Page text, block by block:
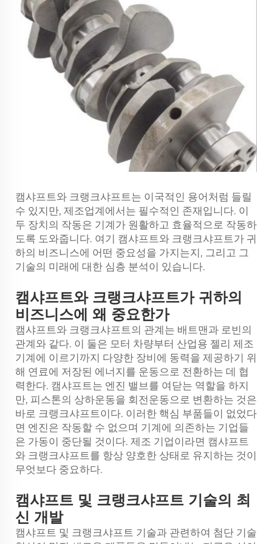
캠샤프트와 크랭크샤프트는 이국적인 용어처럼 들릴
수 있지만, 제조업계에서는 필수적인 존재입니다. 이
두 장치의 작동은 기계가 원활하고 효율적으로 작동하
도록 도와줍니다. 여기 캠샤프트와 크랭크샤프트가 귀
하의 비즈니스에 어떤 중요성을 가지는지, 그리고 그
기술의 미래에 대한 심층 분석이 있습니다.
캠샤프트와 크랭크샤프트가 귀하의
비즈니스에 왜 중요한가
캠샤프트와 크랭크샤프트의 관계는 배트맨과 로빈의
관계와 같다. 이 둘은 모터 차량부터 산업용 젤리 제조
기계에 이르기까지 다양한 장비에 동력을 제공하기 위
해 연료에 저장된 에너지를 운동으로 전환하는 데 협
력한다. 캠샤프트는 엔진 밸브를 여닫는 역할을 하지
만, 피스톤의 상하운동을 회전운동으로 변환하는 것은
바로 크랭크샤프트이다. 이러한 핵심 부품들이 없었다
면 엔진은 작동할 수 없으며 기계에 의존하는 기업들
은 가동이 중단될 것이다. 제조 기업이라면 캠샤프트
와 크랭크샤프트를 항상 양호한 상태로 유지하는 것이
무엇보다 중요하다.
캠샤프트 및 크랭크샤프트 기술의 최
신 개발
캠샤프트 및 크랭크샤프트 기술과 관련하여 첨단 기술